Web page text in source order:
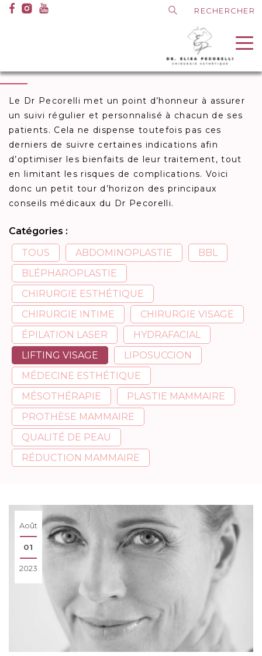
Medias
Dr Pecorelli
Dr
Le Dr Pecorelli met un point d’honneur à assurer
un suivi régulier et personnalisé à chacun de ses
patients. Cela ne dispense toutefois pas ces
derniers de suivre certaines indications afin
d’optimiser les bienfaits de leur traitement, tout
en limitant les risques de complications. Voici
donc un petit tour d’horizon des principaux
conseils médicaux du Dr Pecorelli.
Catégories :
TOUS
ABDOMINOPLASTIE
BBL
BLÉPHAROPLASTIE
CHIRURGIE ESTHÉTIQUE
CHIRURGIE INTIME
CHIRURGIE VISAGE
ÉPILATION LASER
HYDRAFACIAL
LIFTING VISAGE
LIPOSUCCION
MÉDECINE ESTHÉTIQUE
MÉSOTHÉRAPIE
PLASTIE MAMMAIRE
PROTHÈSE MAMMAIRE
QUALITÉ DE PEAU
RÉDUCTION MAMMAIRE
Août
01
2023